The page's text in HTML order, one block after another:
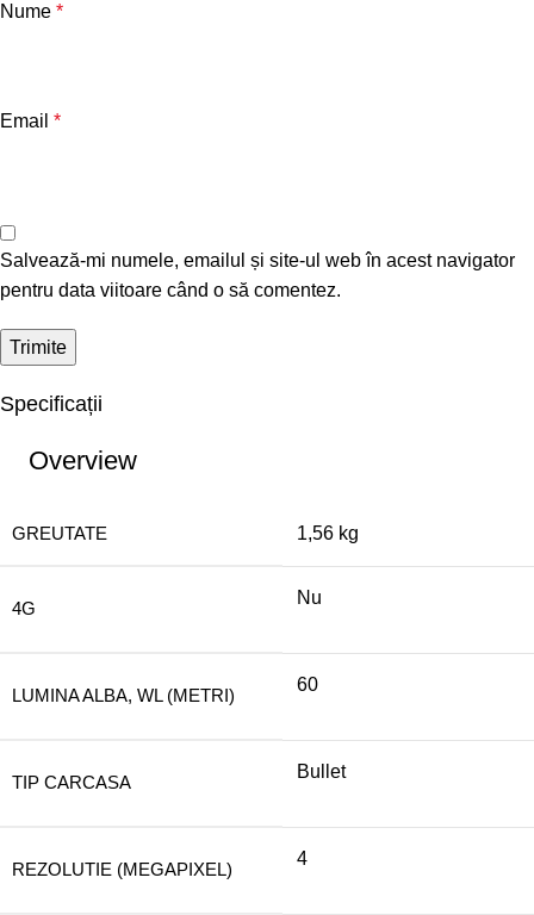
Nume *
Email *
Salvează-mi numele, emailul și site-ul web în acest navigator
pentru data viitoare când o să comentez.
Specificații
Overview
GREUTATE 1,56 kg
4G
Nu
LUMINA ALBA, WL (METRI)
60
TIP CARCASA
Bullet
REZOLUTIE (MEGAPIXEL)
4